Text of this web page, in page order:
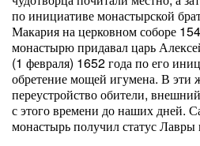
по инициативе монастырской
Макария на церковном соборе
монастырю придавал царь
(1 февраля) 1652 года по его
обретение мощей игумена. В эти
переустройство обители,
с этого времени до наших дней.
монастырь получил статус